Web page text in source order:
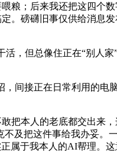
；后来我还把这四个
。磅礴旧事仅供给消息
但总像住正在“别人家
间接正在日常利用的电
本人的老底都交出来
及把这件事给我办妥。
属于我本人的AI帮理。